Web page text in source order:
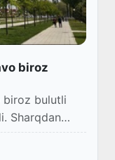
biroz
biroz bulutli
Sharqdan
esadi.
issiq